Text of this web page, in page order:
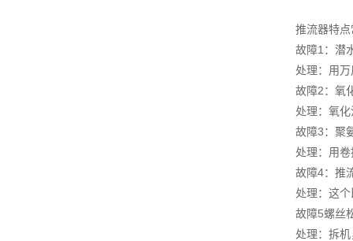
推流器特
故障1：潜
处理：用
故障2：氧
处理：氧
故障3：聚
处理：用
故障4：推
处理：这
故障5螺丝
处理：拆